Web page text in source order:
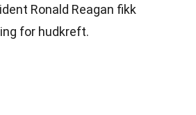
Ronald Reagan fikk
for hudkreft.